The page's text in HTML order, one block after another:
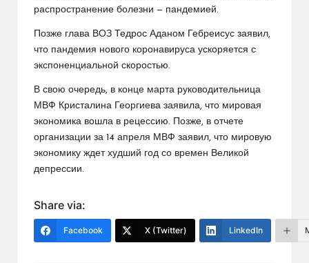
распространение болезни — пандемией.
Позже глава ВОЗ Тедрос Аданом Гебреисус заявил,
что пандемия нового коронавируса ускоряется с
экспоненциальной скоростью.
В свою очередь, в конце марта руководительница
МВФ Кристалина Георгиева заявила, что мировая
экономика вошла в рецессию. Позже, в отчете
организации за 14 апреля МВФ заявил, что мировую
экономику ждет худший год со времен Великой
депрессии.
Share via:
Facebook X (Twitter) LinkedIn